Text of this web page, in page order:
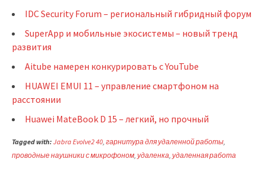
IDC Security Forum – региональный гибридный форум
SuperApp и мобильные экосистемы – новый тренд
развития
Aitube намерен конкурировать с YouTube
HUAWEI EMUI 11 – управление смартфоном на
расстоянии
Huawei MateBook D 15 – легкий, но прочный
Tagged with: Jabra Evolve2 40 гарнитура для удаленной работы
проводные наушники с микрофоном удаленка удаленная работа